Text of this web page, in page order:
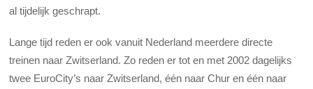
al tijdelijk geschrapt.
Lange tijd reden er ook vanuit Nederland meerdere directe
treinen naar Zwitserland. Zo reden er tot en met 2002 dagelijks
twee EuroCity’s naar Zwitserland, één naar Chur en één naar